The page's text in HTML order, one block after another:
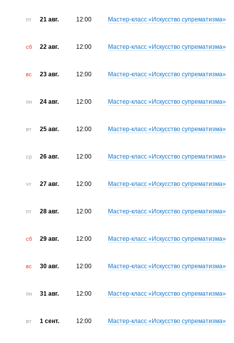
пт 21 авг. 12:00 Мастер-класс «Искусство супрематизма»
сб 22 авг. 12:00 Мастер-класс «Искусство супрематизма»
вс 23 авг. 12:00 Мастер-класс «Искусство супрематизма»
пн 24 авг. 12:00 Мастер-класс «Искусство супрематизма»
вт 25 авг. 12:00 Мастер-класс «Искусство супрематизма»
ср 26 авг. 12:00 Мастер-класс «Искусство супрематизма»
чт 27 авг. 12:00 Мастер-класс «Искусство супрематизма»
пт 28 авг. 12:00 Мастер-класс «Искусство супрематизма»
сб 29 авг. 12:00 Мастер-класс «Искусство супрематизма»
вс 30 авг. 12:00 Мастер-класс «Искусство супрематизма»
пн 31 авг. 12:00 Мастер-класс «Искусство супрематизма»
вт 1 сент. 12:00 Мастер-класс «Искусство супрематизма»